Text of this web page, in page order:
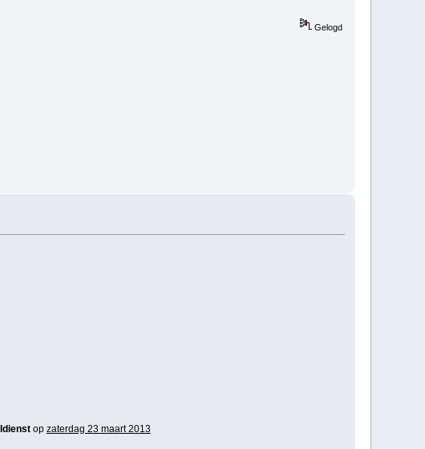
Gelogd
op zaterdag 23 maart 2013